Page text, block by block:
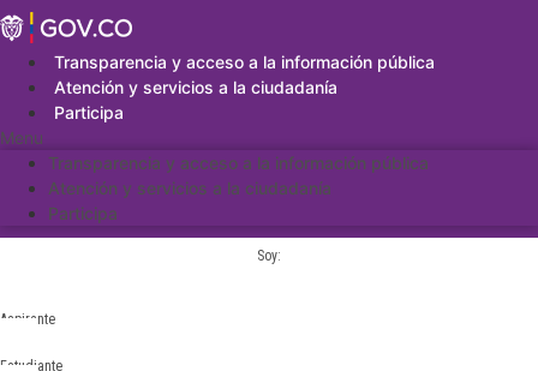
Saltar
al
contenidoTransparencia y acceso a la información pública
Atención y servicios a la ciudadanía
Participa
Menu
Transparencia y acceso a la información pública
Atención y servicios a la ciudadanía
Participa
Soy:
Aspirante
Estudiante